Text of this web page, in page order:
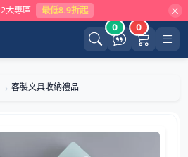
2大專區 最低8.9折起
0 0
客製文具收納禮品